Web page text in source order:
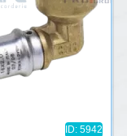
ID: 5942